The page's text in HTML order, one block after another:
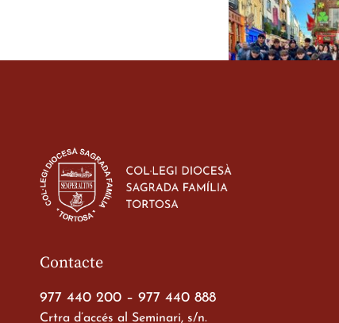
Contacte
977 440 200 – 977 440 888
Crtra d’accés al Seminari, s/n.